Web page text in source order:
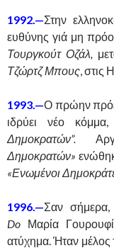
1992.—Στην
ευθύνης γιά μη
Τουργκούτ Οζάλ,
Τζώρτζ Μπους, στις
1993.—Ο πρώην
ιδρύει νέο
Δημοκρατών”.
Δημοκρατών»
«Ενωμένοι
1996.—Σαν
Do Μαρία
ατύχημα. Ήταν μέλος